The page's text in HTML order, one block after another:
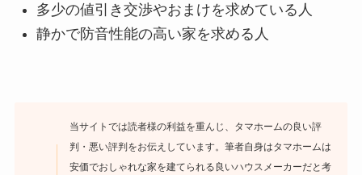
多少の値引き交渉やおまけを求めている人
静かで防音性能の高い家を求める人
当サイトでは読者様の利益を重んじ、タマホームの良い評
判・悪い評判をお伝えしています。筆者自身はタマホームは
安価でおしゃれな家を建てられる良いハウスメーカーだと考